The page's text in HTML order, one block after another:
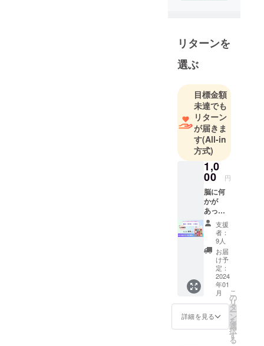
リターンを
選ぶ
目標金額
未達でも
リターン
が届きま
す(All-in
方式)
1,0
00 円
脳に何
かが
あった
とき
PDFで2
号分を
お届け
当事者
インタ
ビュー
冊子
『脳に
何かが
あった
とき」
2023年
支援
者：
9人
お届
け予
定：
2024
年01
月
詳細を見る
こ
の
リ
タ
ー
ン
を
選
択
す
る